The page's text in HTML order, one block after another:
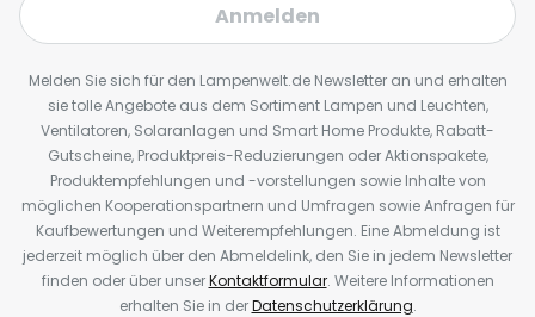
Anmelden
Melden Sie sich für den Lampenwelt.de Newsletter an und erhalten
sie tolle Angebote aus dem Sortiment Lampen und Leuchten,
Ventilatoren, Solaranlagen und Smart Home Produkte, Rabatt-
Gutscheine, Produktpreis-Reduzierungen oder Aktionspakete,
Produktempfehlungen und -vorstellungen sowie Inhalte von
möglichen Kooperationspartnern und Umfragen sowie Anfragen für
Kaufbewertungen und Weiterempfehlungen. Eine Abmeldung ist
jederzeit möglich über den Abmeldelink, den Sie in jedem Newsletter
finden oder über unserKontaktformular. Weitere Informationen
erhalten Sie in derDatenschutzerklärung.